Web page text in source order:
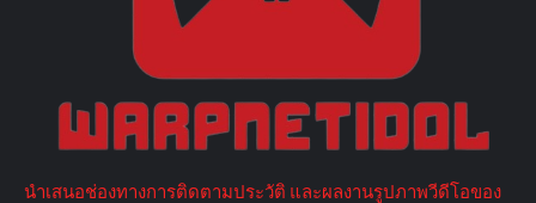
นำเสนอช่องทางการติดตามประวัติ และผลงานรูปภาพวีดีโอของ